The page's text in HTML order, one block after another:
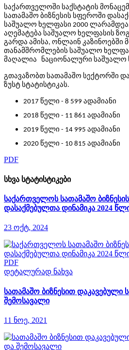
საქართველოში საქსტატის
სათამაშო ბიზნესის სფეროში
საშუალო ხელფასი 2000
აღემატება საშუალო ხელფასის
გარდა ამისა, ონლაინ კაზინოებში
თანამშრომლების საშუალო
მაღალია ნაციონალური საშუალო
გთავაზობთ სათამაშო სექტორში
ზუსტ სტატისტიკას.
2017 წელი - 8 599 ადამიანი
2018 წელი - 11 861 ადამიანი
2019 წელი - 14 995 ადამიანი
2020 წელი - 10 815 ადამიანი
PDF
სხვა სტატისტიკები
საქართველოს სათამაშო
დასაქმებულთა დინამიკა 2024
23 ოქტ, 2024
PDF
დეტალურად ნახვა
სათამაშო ბიზნესით დაკავებული
შემოსავალი
11 ნოე, 2021